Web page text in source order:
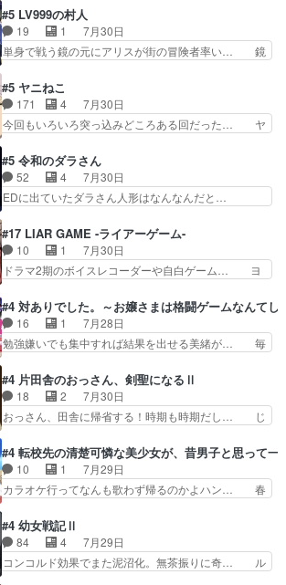
てコミティアっていいなあ。同… コミティア参加
のしおりを徹夜で作る先生(… お母さん、娘にあ
んな漫画描かれたら泣いち…
歳まで童貞だと魔法使いになれるという… こっち
の諏訪の三大将もまたクセが強いw色… 頼重が完
全にブレーンだよね毎回敵キャラが… 弧次郎「欲
を我慢して強くなれるなら大飯食… 変化球な演出
ていただきました！最終的に… この高らかなDT
宣言、合田一人に通じるも… この作品は近年稀に
見るおっさんキャラの充…
#5 LV999の村人
19 1
7月30日
単身で戦う鏡の元にアリスが街の冒険者率い… 鏡
なががんばってくれたアリスの父ちゃん… 成長限
界が999である村人と定めた上位存… 大規模バト
ルシーンなのに会話してばっかり… やっぱり勇者
より強かったか笑統率力LV9… 普通の人間の親子
組みか‥Lv200帯の… そのために役割を超越する
者の出現させるた… アリスのお陰で他の勇者達も
共闘してくれ魔…
#5 ヤニねこ
171 4
7月30日
今回もいろいろ突っ込みどころある回だった… ヤ
ちゃんの恋愛話をしたり、タバコを生産… ここう
っすら思ったことズバリ言ってくれて… おかし
い、さわやかだ 世話好きの陰に支配… ヤクねこ
のクワガタ取りの話見て切なくなっ… 普段は選別
れww唐突な作画力の正… なんか今日はかなり一
瞬で終わっちまったっ… 先週と比べてまだまとも
に見えた。4話は過…
#5 令和のダラさん
52 4
7月30日
EDに出ていたダラさん人形はなんなんだと…
惨な過去がきっちり現代に継承されている… ダラ
さんと姉弟の母との出会いの話やはりダ… ダラさ
んの過去話も佳境…げに恐ろしいは人… 第５話感
想：２人の過剰な貢ぎ物?の礼とし… 第５話感
系列が4話と入れ替わってるのね… こんなデカイ
のどうやって運ぶんだよ！？姉… ダラさん、人型
形態にもなれるんか!?w髪…
#17 LIAR GAME -ライアーゲーム-
10 1
7月30日
ドラマ2期のボイスレコーダーや自白ゲーム… ヨ
国の奴らも馬鹿が多いが、夜の国も同じ… ご視聴
ありがとうございました来週もよろし… 握った◯
治郎（中の人的に）仲間であるプレ… ヨコヤの頭
の回転の速さと人間の心理を利用… 夜の国のヨコ
で夜の国の独裁支配を強化、… やはりヨコヤいい
ですね。昼の国が勝てる流… 役で出演いたしまし
た。次回も緊張が止まり…
#4 対ありでした。～お嬢さまは格闘ゲームなんてし
16 1
7月28日
勉強嫌いでも集中すれば結果を出せる美緒が… 毎
なゲームも相手が強すぎるとやる気無く… テー
マ：テスト勉強と大会感想は、美緒がテ… すげー
ーーーーーーーー良い……。女性声優… 深夜の格
ゲー対戦よりテストの方がよっぽど… 真剣に授業
ストに向けて勉強会！美緒ちゃ… 受験勉強と戦闘
の2択なら戦闘を選ぶ娘w美… 勉強嫌いでバトル
を選ぶって、ひぐらしの沙…
#4 片田舎のおっさん、剣聖になるⅡ
18 2
7月30日
おっさん、田舎に帰省する！時期も時期だし… じ
れない爺さんには夢が詰まってると思う… クル
ニ、ヘンブリッツ、ミュイと一緒におっ… 帰省、
お供ヒロインはクルニ。順番的には確… 父親から
手紙が来た。サーベルボアの退治の… ここでヘン
家に帰ることに・ベリルはミュ… おっさんの親と
なるとお爺ちゃんだよね孫扱… ・ベリル、実家に
帰ることに・ベリルはミュ…
#4 転校先の清楚可憐な美少女が、昔男子と思って一
10 1
7月29日
カラオケ行ってなんも歌わず帰るのかよハン… 春
やらあの女優さんが春希のお母さんのよ… 春希ち
ゃん姫ちゃんに野菜の子も凄え可愛い… 隼人くん
のスマホを買いに行ってたけど完全… 第４話を
U-NEXTで視聴しました。視聴… スマホを買うた
#4 幼女戦記Ⅱ
84 4
7月29日
コンコルド効果でまた泥沼化。無茶振りに奇… ル